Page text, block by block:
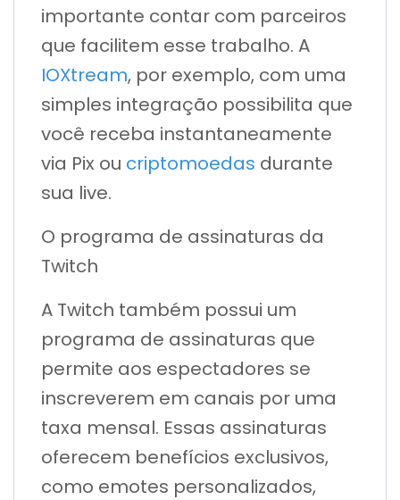
importante contar com parceiros
que facilitem esse trabalho. A
IOXtream, por exemplo, com uma
simples integração possibilita que
você receba instantaneamente
via Pix ou criptomoedas durante
sua live.
O programa de assinaturas da
Twitch
A Twitch também possui um
programa de assinaturas que
permite aos espectadores se
inscreverem em canais por uma
taxa mensal. Essas assinaturas
oferecem benefícios exclusivos,
como emotes personalizados,